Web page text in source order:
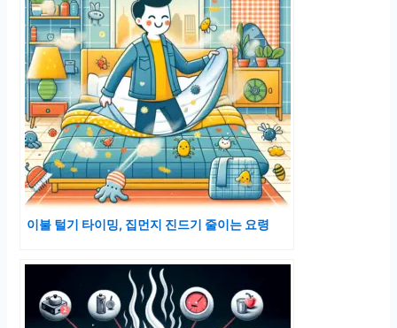
이불 털기 타이밍, 집먼지 진드기 줄이는 요령